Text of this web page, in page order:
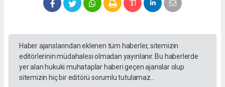
Haber ajanslarından eklenen tüm haberler, sitemizin
editörlerinin müdahalesi olmadan yayınlanır. Bu haberlerde
yer alan hukuki muhataplar haberi geçen ajanslar olup
sitemizin hiç bir editörü sorumlu tutulamaz...